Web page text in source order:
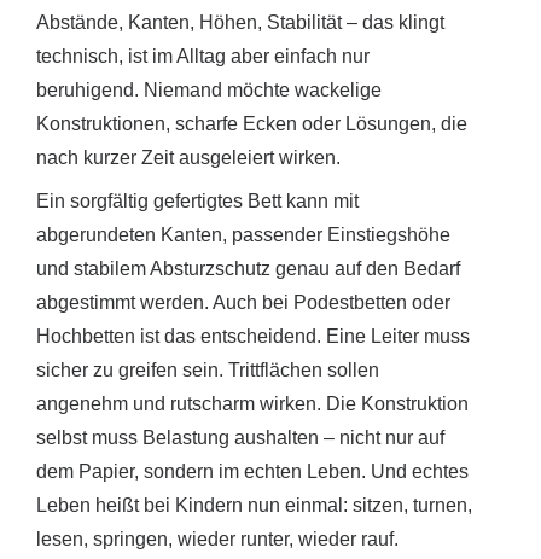
Abstände, Kanten, Höhen, Stabilität – das klingt
technisch, ist im Alltag aber einfach nur
beruhigend. Niemand möchte wackelige
Konstruktionen, scharfe Ecken oder Lösungen, die
nach kurzer Zeit ausgeleiert wirken.
Ein sorgfältig gefertigtes Bett kann mit
abgerundeten Kanten, passender Einstiegshöhe
und stabilem Absturzschutz genau auf den Bedarf
abgestimmt werden. Auch bei Podestbetten oder
Hochbetten ist das entscheidend. Eine Leiter muss
sicher zu greifen sein. Trittflächen sollen
angenehm und rutscharm wirken. Die Konstruktion
selbst muss Belastung aushalten – nicht nur auf
dem Papier, sondern im echten Leben. Und echtes
Leben heißt bei Kindern nun einmal: sitzen, turnen,
lesen, springen, wieder runter, wieder rauf.